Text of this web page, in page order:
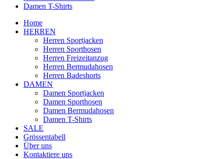
Damen T-Shirts
Home
HERREN
Herren Sportjacken
Herren Sporthosen
Herren Freizeitanzug
Herren Bermudahosen
Herren Badeshorts
DAMEN
Damen Sportjacken
Damen Sporthosen
Damen Bermudahosen
Damen T-Shirts
SALE
Grössentabell
Über uns
Kontaktiere uns